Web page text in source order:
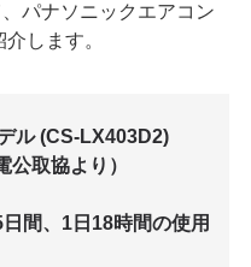
パナソニックエアコン
します。
ル (CS-LX403D2)
取協より）
間、1日18時間の使用